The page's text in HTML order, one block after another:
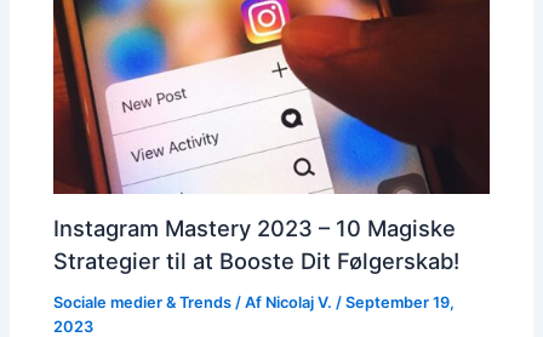
Instagram Mastery 2023 – 10 Magiske
Strategier til at Booste Dit Følgerskab!
Sociale medier & Trends / Af Nicolaj V. /September 19,
2023